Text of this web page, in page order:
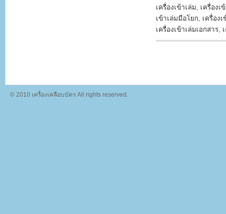
เครื่องเข้าเล่ม, เครื่องเ
เข้าเล่มมือโยก, เครื่อง
เครื่องเข้าเล่มเอกสาร,
© 2010 เครื่องเคลือบบัตร All rights reserved.